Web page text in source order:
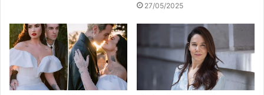
27/05/2025